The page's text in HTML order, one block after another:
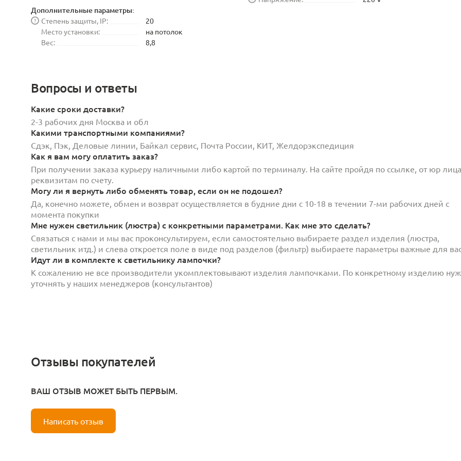
Дополнительные параметры:
Степень защиты, IP:
?
20
Место установки:
на потолок
Вес:
8,8
Вопросы и ответы
Какие сроки доставки?
2-3 рабочих дня Москва и обл
Какими транспортными компаниями?
Сдэк, Пэк, Деловые линии, Байкал сервис, Почта России, КИТ, Желдорэкспедиция
Как я вам могу оплатить заказ?
При получении заказа курьеру наличными либо картой по терминалу. На сайте пройдя по ссылке, от юр
реквизитам по счету.
Могу ли я вернуть либо обменять товар, если он не подошел?
Да, конечно можете, обмен и возврат осуществляется в будние дни с 10-18 в течении 7-ми рабочих дней с
момента покупки
Мне нужен светильник (люстра) с конкретными параметрами. Как мне это сделать?
Связаться с нами и мы вас проконсультируем, если самостоятельно выбираете раздел изделия (люстра,
светильник итд.) и слева откроется поле в виде под разделов (фильтр) выбираете параметры важные для
Идут ли в комплекте к светильнику лампочки?
К сожалению не все производители укомплектовывают изделия лампочками. По конкретному изделию
уточнять у наших менеджеров (консультантов)
Отзывы покупателей
ВАШ ОТЗЫВ МОЖЕТ БЫТЬ ПЕРВЫМ.
Написать отзыв